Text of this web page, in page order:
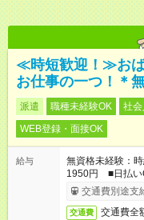
≪時短歓迎！≫おば
お仕事の一つ！＊
派遣 職種未経験OK 社
WEB登録・面接OK
給与
無資格未経験：
1950円 ■日払い
交通費別途支
交通費 交通費全